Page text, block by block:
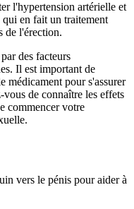
l'hypertension artérielle et
qui en fait un traitement
de l'érection.
des facteurs
Il est important de
médicament pour s'assurer
de connaître les effets
commencer votre
vers le pénis pour aider à